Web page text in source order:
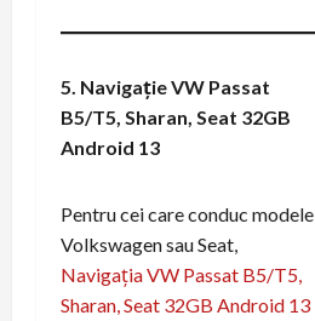
5. Navigație VW Passat
B5/T5, Sharan, Seat 32GB
Android 13
Pentru cei care conduc modele
Volkswagen sau Seat,
Navigația VW Passat B5/T5,
Sharan, Seat 32GB Android 13